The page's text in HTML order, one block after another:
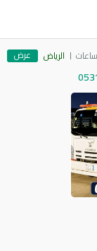
الرياض عرض